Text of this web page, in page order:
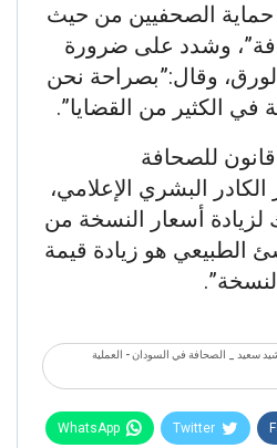
الصحفيين من حيث
وشدد على ضرورة
وقال:”بصراحة نحن
في الكثير من القضايا”.
للصحافة
البشري الإعلامي،
لزيادة أسعار النسخة من
الطبيعي هو زيادة قيمة
سعيد _ الصحافة في السودان - العملية
Twitter
WhatsApp